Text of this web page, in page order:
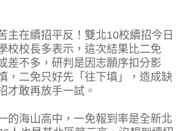
主在續招平反！雙北10校續招今日
校校長多表示，這次結果比二免
差不多，研判是因志願序扣分影
，二免只好先「往下填」，造成缺
才敢再放手一試。
的海山高中，一免報到率是全新北